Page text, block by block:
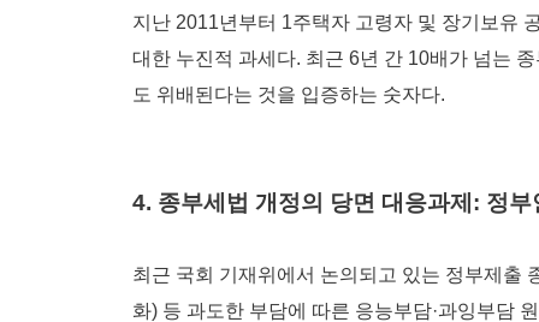
지난 2011년부터 1주택자 고령자 및 장기보유
대한 누진적 과세다. 최근 6년 간 10배가 넘는
도 위배된다는 것을 입증하는 숫자다.
4. 종부세법 개정의 당면 대응과제: 정
최근 국회 기재위에서 논의되고 있는 정부제출
화) 등 과도한 부담에 따른 응능부담·과잉부담